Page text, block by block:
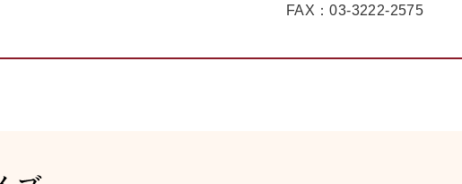
FAX：03-3222-2575